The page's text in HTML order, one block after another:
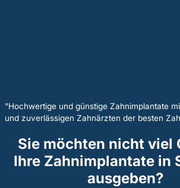
"Hochwertige und günstige Zahnimplantate
und zuverlässigen Zahnärzten der besten
Sie möchten nicht viel
Ihre Zahnimplantate in
ausgeben?